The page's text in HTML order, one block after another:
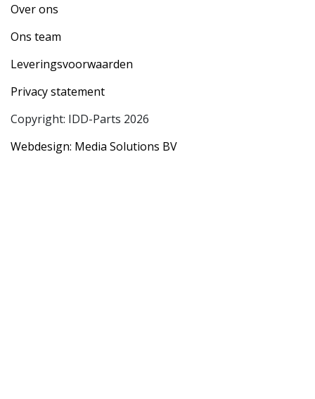
Over ons
Ons team
Leveringsvoorwaarden
Privacy statement
Copyright: IDD-Parts 2026
Webdesign: Media Solutions BV